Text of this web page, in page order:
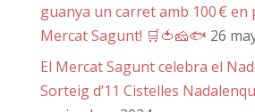
guanya un carret amb 100 € en
Mercat Sagunt! 🛒🍅🧀🐟 26
El Mercat Sagunt celebra el
Sorteig d’11 Cistelles